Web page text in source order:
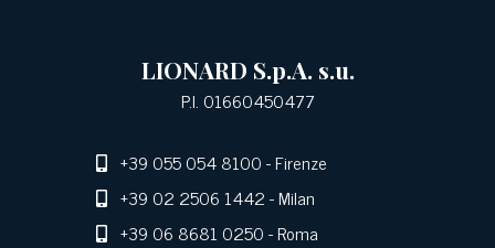
LIONARD S.p.A. s.u.
P.I. 01660450477
+39 055 054 8100- Firenze
+39 02 2506 1442- Milan
+39 06 8681 0250- Roma